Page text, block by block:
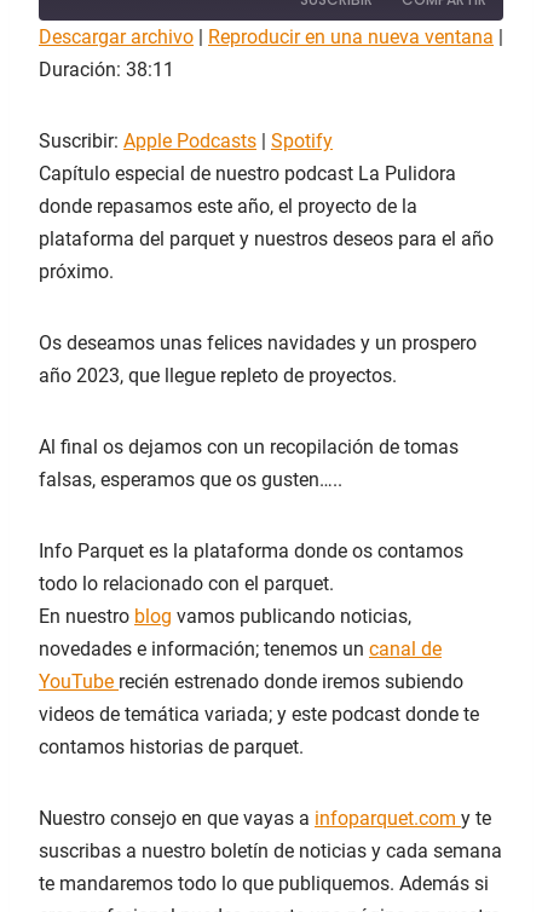
r
o
c
i
r
e
p
i
d
i
Apple Podcasts
COMPAR
TIR
INCRUST
AR
Descargar archivo Reproducir en una nueva ventana
Duración: 38:11
Suscribir: Apple Podcasts
Spotify
Capítulo especial de nuestro podcast La Pulidora
donde repasamos este año, el proyecto de la
plataforma del parquet y nuestros deseos para el año
próximo.
Os deseamos unas felices navidades y un prospero
año 2023, que llegue repleto de proyectos.
Al final os dejamos con un recopilación de tomas
falsas, esperamos que os gusten…..
Info Parquet es la plataforma donde os contamos
todo lo relacionado con el parquet.
En nuestro blog vamos publicando noticias,
novedades e información; tenemos un canal de
YouTube recién estrenado donde iremos subiendo
videos de temática variada; y este podcast donde te
contamos historias de parquet.
Nuestro consejo en que vayas a infoparquet.com y te
suscribas a nuestro boletín de noticias y cada semana
te mandaremos todo lo que publiquemos. Además si